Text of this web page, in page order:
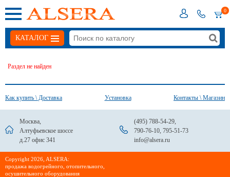
0
КАТАЛОГ
Раздел не найден
Как купить \ Доставка Установка Контакты \ Магазин
Москва,
Алтуфьевское шоссе
д.27 офис 341
(495) 788-54-29,
790-76-10, 795-51-73
info@alsera.ru
Сopyright 2026, ALSERA:
продажа водогрейного, отопительного,
осушительного оборудования